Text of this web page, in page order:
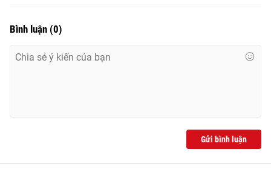
Bình luận (0)
Gửi bình luận